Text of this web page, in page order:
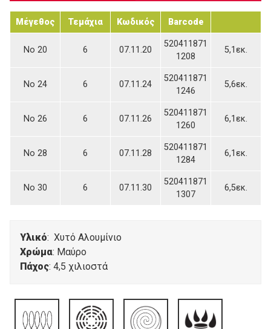
Μέγεθος Τεμάχια Κωδικός Barcode
Νο 20 6 07.11.20
520411871
1208
5,1εκ.
Νο 24 6 07.11.24
520411871
1246
5,6εκ.
Νο 26 6 07.11.26
520411871
1260
6,1εκ.
Νο 28 6 07.11.28
520411871
1284
6,1εκ.
Νο 30 6 07.11.30
520411871
1307
6,5εκ.
Υλικό: Χυτό Αλουμίνιο
Χρώμα: Μαύρο
Πάχος: 4,5 χιλιοστά